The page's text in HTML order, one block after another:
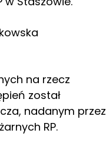
na rzecz
został
nadanym przez
RP.